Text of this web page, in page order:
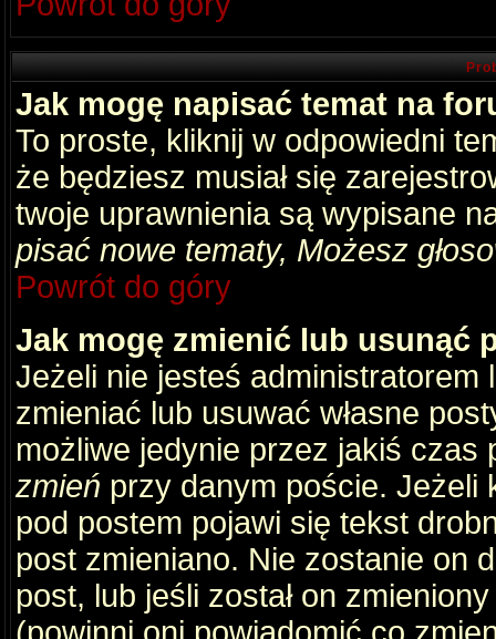
Jak mogę napisać temat na
To proste, kliknij w odpowiedni
że będziesz musiał się
twoje uprawnienia są wypisane
pisać nowe tematy, Możesz
Powrót do góry
Jak mogę zmienić lub usunąć
Jeżeli nie jesteś
zmieniać lub usuwać własne
możliwe jedynie przez jakiś
zmień przy danym poście. Jeżeli
pod postem pojawi się tekst
post zmieniano. Nie zostanie on
post, lub jeśli został on